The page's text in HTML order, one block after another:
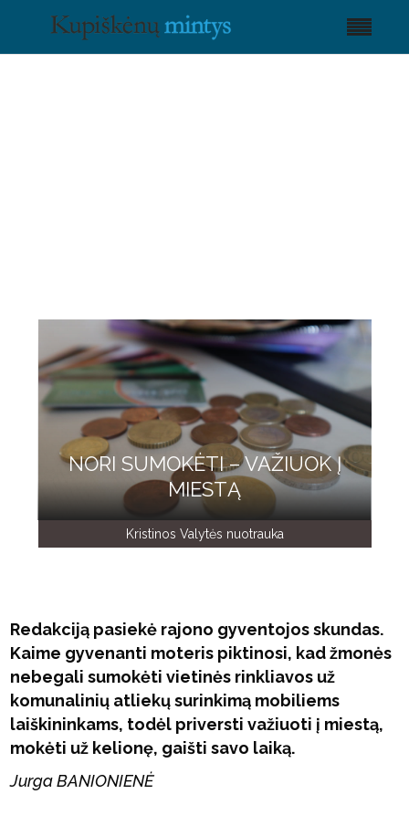
NORI SUMOKĖTI – VAŽIUOK Į
MIESTĄ
Kristinos Valytės nuotrauka
Redakciją pasiekė rajono gyventojos skundas.
Kaime gyvenanti moteris piktinosi, kad žmonės
nebegali sumokėti vietinės rinkliavos už
komunalinių atliekų surinkimą mobiliems
laiškininkams, todėl priversti važiuoti į miestą,
mokėti už kelionę, gaišti savo laiką.
Jurga BANIONIENĖ